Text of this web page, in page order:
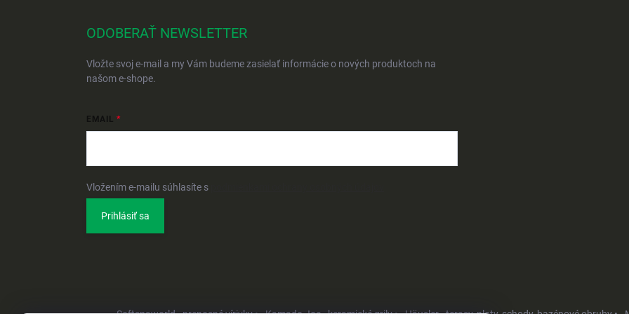
ODOBERAŤ NEWSLETTER
Vložte svoj e-mail a my Vám budeme zasielať informácie o nových produktoch na
našom e-shope.
EMAIL
Vložením e-mailu súhlasíte s
Prihlásiť sa